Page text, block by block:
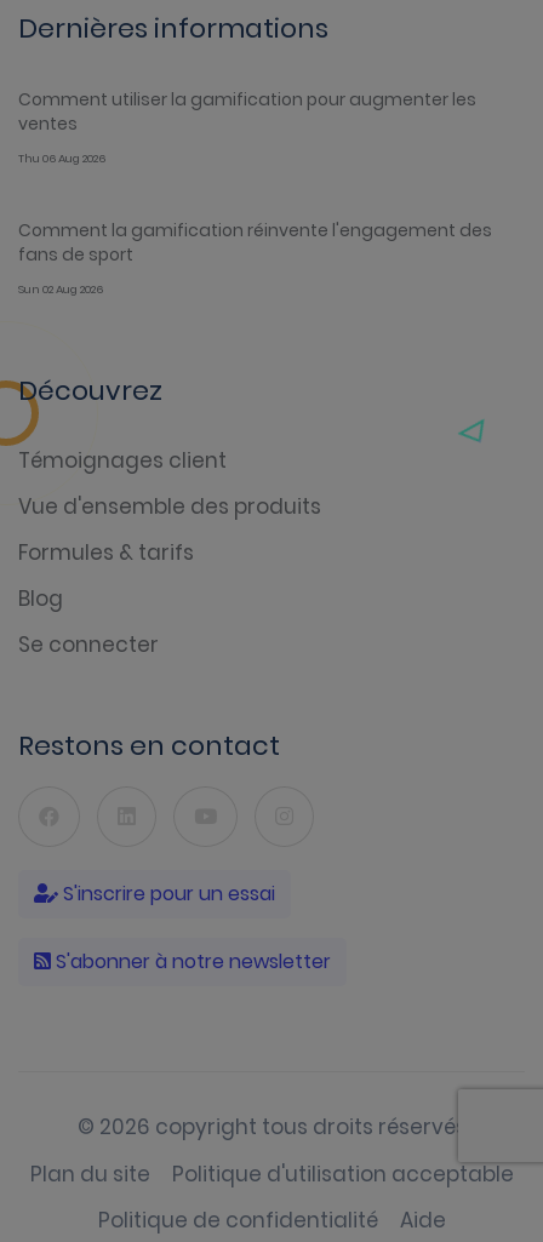
Dernières informations
Comment utiliser la gamification pour augmenter les
ventes
Thu 06 Aug 2026
Comment la gamification réinvente l'engagement des
fans de sport
Sun 02 Aug 2026
Découvrez
Témoignages client
Vue d'ensemble des produits
Formules & tarifs
Blog
Se connecter
Restons en contact
S'inscrire pour un essai
S'abonner à notre newsletter
© 2026 copyright tous droits réservés
Plan du site
Politique d'utilisation acceptable
Politique de confidentialité
Aide